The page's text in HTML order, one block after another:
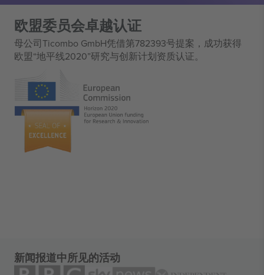
欧盟委员会卓越认证
母公司Ticombo GmbH凭借第782393号提案，成功获得
欧盟“地平线2020”研究与创新计划资质认证。
新闻报道中所见的活动